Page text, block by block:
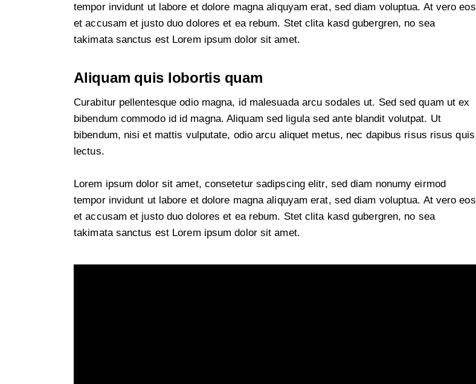
tempor invidunt ut labore et dolore magna aliquyam erat, sed diam voluptua. At vero eos
et accusam et justo duo dolores et ea rebum. Stet clita kasd gubergren, no sea
takimata sanctus est Lorem ipsum dolor sit amet.
Aliquam quis lobortis quam
Curabitur pellentesque odio magna, id malesuada arcu sodales ut. Sed sed quam ut ex
bibendum commodo id id magna. Aliquam sed ligula sed ante blandit volutpat. Ut
bibendum, nisi et mattis vulputate, odio arcu aliquet metus, nec dapibus risus risus quis
lectus.
Lorem ipsum dolor sit amet, consetetur sadipscing elitr, sed diam nonumy eirmod
tempor invidunt ut labore et dolore magna aliquyam erat, sed diam voluptua. At vero eos
et accusam et justo duo dolores et ea rebum. Stet clita kasd gubergren, no sea
takimata sanctus est Lorem ipsum dolor sit amet.